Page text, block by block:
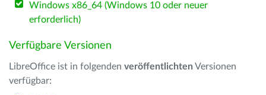
Windows x86_64 (Windows 10 oder neuer
erforderlich)
Verfügbare Versionen
LibreOffice ist in folgenden veröffentlichten Versionen
verfügbar: